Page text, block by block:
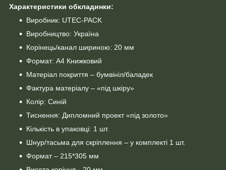
Характеристики обкладинки:
Виробник: UTEC-PACK
Виробництво: Україна
Корінець/канал шириною: 20 мм
Формат: А4 Книжковий
Матеріал покриття – бумвініл/баладек
Фактура матеріалу – «під шкіру»
Колір: Синій
Тиснення: Дипломний проект «під золото»
Кількість в упаковці: 1 шт.
Шнур/тасьма для скріплення – у комплекті 1 шт.
Формат – 215*305 мм